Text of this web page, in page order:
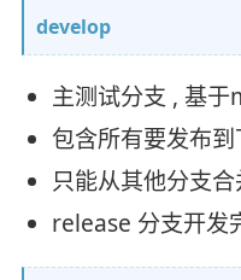
develop
主测试分支 , 基
包含所有要发布
只能从其他分支合
release 分支开发